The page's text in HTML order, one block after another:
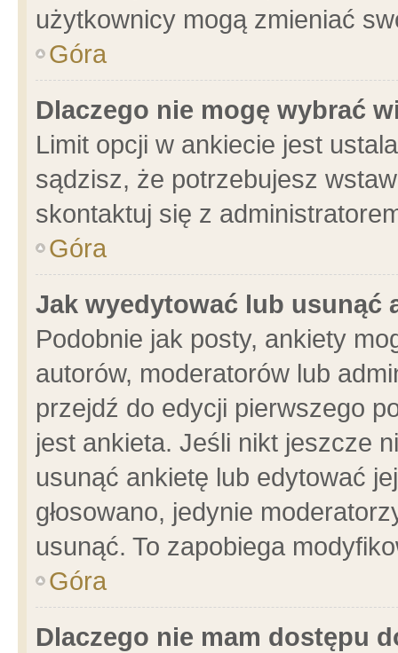
użytkownicy mogą zmieniać
Góra
Dlaczego nie mogę wybrać
Limit opcji w ankiecie jest
sądzisz, że potrzebujesz
skontaktuj się z
Góra
Jak wyedytować lub usunąć
Podobnie jak posty, ankiety
autorów, moderatorów lub
przejdź do edycji pierwszego
jest ankieta. Jeśli nikt jeszcze
usunąć ankietę lub edytować
głosowano, jedynie
usunąć. To zapobiega
Góra
Dlaczego nie mam dostępu